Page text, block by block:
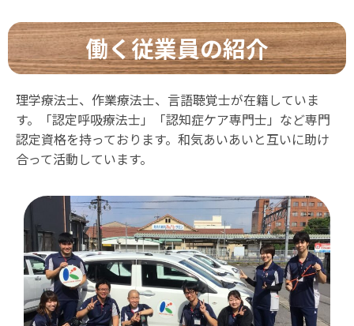
働く従業員の紹介
理学療法士、作業療法士、言語聴覚士が在籍していま
す。「認定呼吸療法士」「認知症ケア専門士」など専門
認定資格を持っております。和気あいあいと互いに助け
合って活動しています。